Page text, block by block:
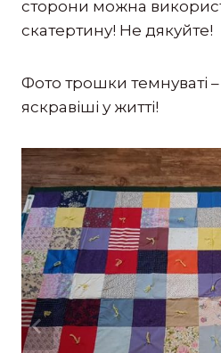
сторони можна
скатертину! Не дякуйте!
Фото трошки темнуваті
яскравіші у житті!